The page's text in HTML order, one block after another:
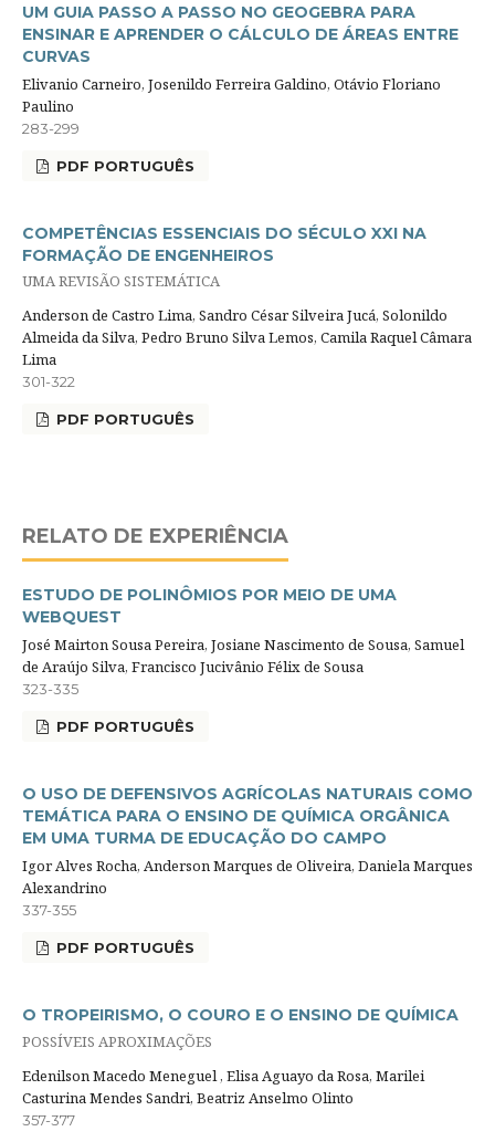
UM GUIA PASSO A PASSO NO GEOGEBRA PARA
ENSINAR E APRENDER O CÁLCULO DE ÁREAS ENTRE
CURVAS
Elivanio Carneiro, Josenildo Ferreira Galdino, Otávio Floriano
Paulino
283-299
PDF PORTUGUÊS
COMPETÊNCIAS ESSENCIAIS DO SÉCULO XXI NA
FORMAÇÃO DE ENGENHEIROS
UMA REVISÃO SISTEMÁTICA
Anderson de Castro Lima, Sandro César Silveira Jucá, Solonildo
Almeida da Silva, Pedro Bruno Silva Lemos, Camila Raquel Câmara
Lima
301-322
PDF PORTUGUÊS
RELATO DE EXPERIÊNCIA
ESTUDO DE POLINÔMIOS POR MEIO DE UMA
WEBQUEST
José Mairton Sousa Pereira, Josiane Nascimento de Sousa, Samuel
de Araújo Silva, Francisco Jucivânio Félix de Sousa
323-335
PDF PORTUGUÊS
O USO DE DEFENSIVOS AGRÍCOLAS NATURAIS COMO
TEMÁTICA PARA O ENSINO DE QUÍMICA ORGÂNICA
EM UMA TURMA DE EDUCAÇÃO DO CAMPO
Igor Alves Rocha, Anderson Marques de Oliveira, Daniela Marques
Alexandrino
337-355
PDF PORTUGUÊS
O TROPEIRISMO, O COURO E O ENSINO DE QUÍMICA
POSSÍVEIS APROXIMAÇÕES
Edenilson Macedo Meneguel , Elisa Aguayo da Rosa, Marilei
Casturina Mendes Sandri, Beatriz Anselmo Olinto
357-377